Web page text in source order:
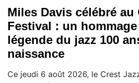
Miles Davis célébré au
Festival : un
légende du jazz 100
naissance
Ce jeudi 6 août 2026, le Crest